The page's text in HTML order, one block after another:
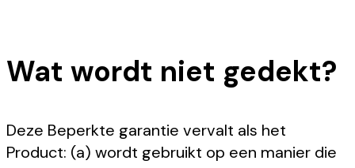
Wat wordt niet gedekt?
Deze Beperkte garantie vervalt als het
Product: (a) wordt gebruikt op een manier die